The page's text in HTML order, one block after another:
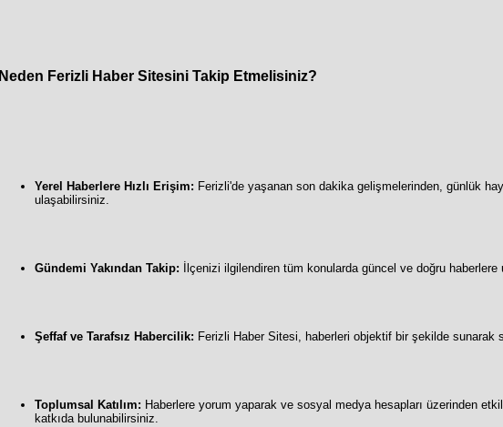
Neden Ferizli Haber Sitesini Takip Etmelisiniz?
Yerel Haberlere Hızlı Erişim: Ferizli'de yaşanan son dakika gelişmelerinden, günlük
ulaşabilirsiniz.
Gündemi Yakından Takip: İlçenizi ilgilendiren tüm konularda güncel ve doğru
Şeffaf ve Tarafsız Habercilik: Ferizli Haber Sitesi, haberleri objektif bir şekilde sunarak
Toplumsal Katılım: Haberlere yorum yaparak ve sosyal medya hesapları üzerinden
katkıda bulunabilirsiniz.